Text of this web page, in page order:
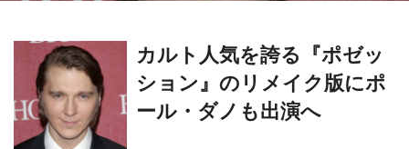
カルト人気を誇る『ポゼッ
ション』のリメイク版にポ
ール・ダノも出演へ